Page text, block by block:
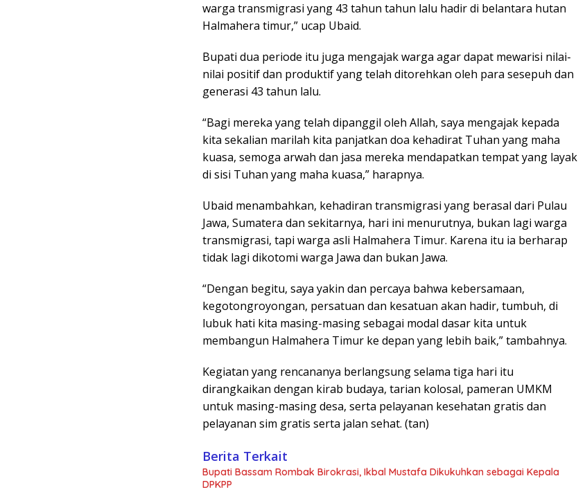
warga transmigrasi yang 43 tahun tahun lalu hadir di belantara hutan
Halmahera timur,” ucap Ubaid.
Bupati dua periode itu juga mengajak warga agar dapat mewarisi nilai-
nilai positif dan produktif yang telah ditorehkan oleh para sesepuh dan
generasi 43 tahun lalu.
“Bagi mereka yang telah dipanggil oleh Allah, saya mengajak kepada
kita sekalian marilah kita panjatkan doa kehadirat Tuhan yang maha
kuasa, semoga arwah dan jasa mereka mendapatkan tempat yang layak
di sisi Tuhan yang maha kuasa,” harapnya.
Ubaid menambahkan, kehadiran transmigrasi yang berasal dari Pulau
Jawa, Sumatera dan sekitarnya, hari ini menurutnya, bukan lagi warga
transmigrasi, tapi warga asli Halmahera Timur. Karena itu ia berharap
tidak lagi dikotomi warga Jawa dan bukan Jawa.
“Dengan begitu, saya yakin dan percaya bahwa kebersamaan,
kegotongroyongan, persatuan dan kesatuan akan hadir, tumbuh, di
lubuk hati kita masing-masing sebagai modal dasar kita untuk
membangun Halmahera Timur ke depan yang lebih baik,” tambahnya.
Kegiatan yang rencananya berlangsung selama tiga hari itu
dirangkaikan dengan kirab budaya, tarian kolosal, pameran UMKM
untuk masing-masing desa, serta pelayanan kesehatan gratis dan
pelayanan sim gratis serta jalan sehat. (tan)
Berita Terkait
Bupati Bassam Rombak Birokrasi, Ikbal Mustafa Dikukuhkan sebagai Kepala
DPKPP